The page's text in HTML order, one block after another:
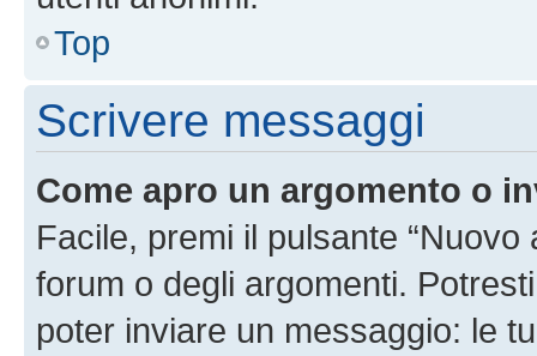
Top
Scrivere messaggi
Come apro un argomento o
Facile, premi il pulsante
forum o degli argomenti.
poter inviare un messaggio: le